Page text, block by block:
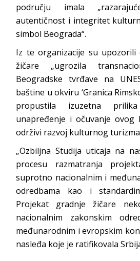
području imala
autentičnost i integritet
simbol Beograda“.
Iz te organizacije su
žičare „ugrozila
Beogradske tvrđave na
baštine u okviru ‘Granica
propustila izuzetna
unapređenje i očuvanje ovog
održivi razvoj kulturnog
„Ozbiljna Studija uticaja na
procesu razmatranja
suprotno nacionalnim i
odredbama kao i
Projekat gradnje žičare
nacionalnim zakonskim
međunarodnim i evropskim
nasleđa koje je ratifikovala